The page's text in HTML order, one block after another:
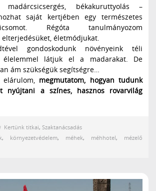
madárcsicsergés, békakuruttyolás –
saját kertjében egy természetes
Régóta tanulmányozom
elterjedésüket, életmódjukat.
gondoskodunk növényeink téli
élelemmel látjuk el a madarakat. De
ám szükségük segítségre…
megmutatom, hogyan tudunk
nyújtani a színes, hasznos rovarvilág
Kertünk titkai, Szaktanácsadás
, környezetvédelem, méhek, méhhotel, mézelő